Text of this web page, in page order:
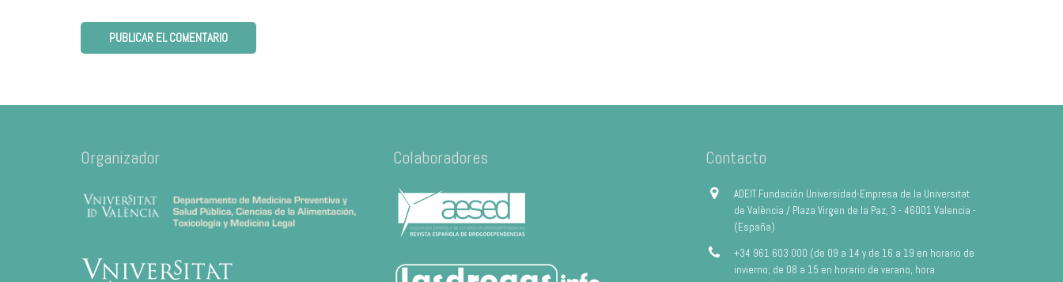
Organizador Colaboradores Contacto
ADEIT Fundación Universidad-Empresa de la Universitat
de València / Plaza Virgen de la Paz, 3 - 46001 Valencia -
(España)
+34 961 603 000 (de 09 a 14 y de 16 a 19 en horario de
invierno; de 08 a 15 en horario de verano, hora